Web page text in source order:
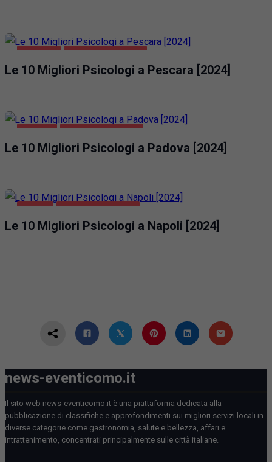
PESCARA SALUTE E BELLEZZA
Le 10 Migliori Psicologi a Pescara [2024]
PADOVA SALUTE E BELLEZZA
Le 10 Migliori Psicologi a Padova [2024]
NAPOLI SALUTE E BELLEZZA
Le 10 Migliori Psicologi a Napoli [2024]
news-eventicomo.it
Il sito web news-eventicomo.it è una piattaforma dedicata alla
pubblicazione di classifiche e approfondimenti sui migliori servizi locali in
diverse categorie come gastronomia, salute e bellezza, affari e
intrattenimento, concentrati principalmente sulle città italiane.